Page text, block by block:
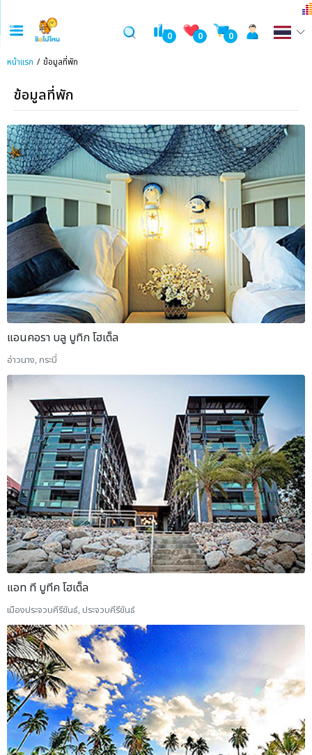
0 0 0
หน้าแรก ข้อมูลที่พัก
ข้อมูลที่พัก
แอนคอรา บลู บูทิก โฮเต็ล
อ่าวนาง, กระบี่
แอท ที บูทีค โฮเต็ล
เมืองประจวบคีรีขันธ์, ประจวบคีรีขันธ์